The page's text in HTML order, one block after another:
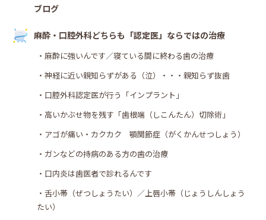
ブログ
麻酔・口腔外科どちらも「認定医」ならではの治療
・麻酔に強いんです／寝ている間に終わる歯の治療
・神経に近い親知らずがある（泣）・・・親知らず抜歯
・口腔外科認定医が行う「インプラント」
・高いかぶせ物を残す「歯根端（しこんたん）切除術」
・アゴが痛い・カクカク 顎関節症（がくかんせつしょう）
・ガンなどの持病のある方の歯の治療
・口内炎は歯医者で診れるんです
・舌小帯（ぜつしょうたい）／上唇小帯（じょうしんしょう
たい）